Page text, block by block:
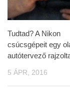
Tudtad? A Nikon
csúcsgépeit egy
autótervező
5 ÁPR, 2016